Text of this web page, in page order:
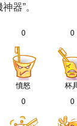
器”。
0
憤怒
0
杯
0 0